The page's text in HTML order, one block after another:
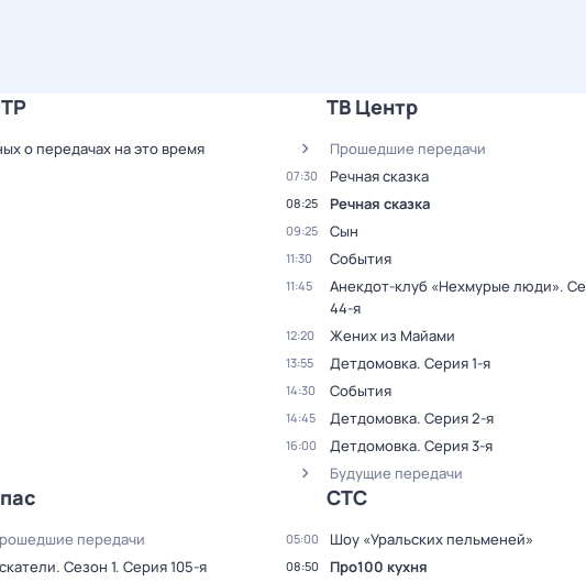
о передачах на это время
ТВ Центр
Прошедшие передачи
07:30 Речная сказка
08:25 Речная сказка
09:25 Сын
11:30 События
11:45 Анекдот-клуб «Нехмурые люди».
44-я
12:20 Жених из Майами
13:55 Детдомовка. Серия 1-я
14:30 События
14:45 Детдомовка. Серия 2-я
16:00 Детдомовка. Серия 3-я
Будущие передачи
передачи
. Сезон 1. Серия 105-я
СТС
05:00 Шоy «Уральских пeльменей»
08:50 Пpo100 кухня